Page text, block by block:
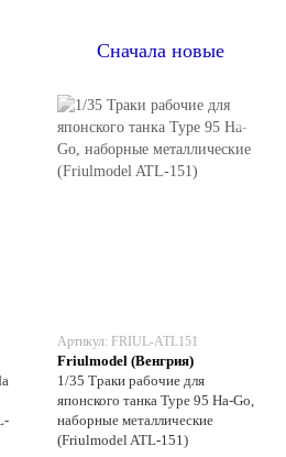
Сначала новые
Артикул: FRIUL-ATL151
Friulmodel (Венгрия)
1/35 Траки рабочие для
японского танка Type 95 Ha-Go,
наборные металлические
(Friulmodel ATL-151)